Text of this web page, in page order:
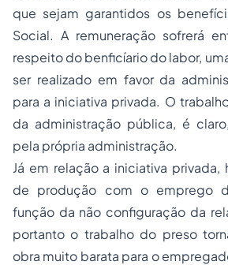
que sejam garantidos os
Social. A remuneração sofrerá
respeito do benficíario do labor,
ser realizado em favor da
para a iniciativa privada. O
da administração pública, é
pela própria administração.
Já em relação a iniciativa privada,
de produção com o emprego
função da não configuração da
portanto o trabalho do preso
obra muito barata para o